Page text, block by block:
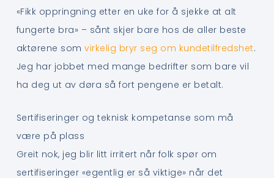
«Fikk oppringning etter en uke for å sjekke at alt
fungerte bra» – sånt skjer bare hos de aller beste
aktørene somvirkelig bryr seg om kundetilfredshet.
Jeg har jobbet med mange bedrifter som bare vil
ha deg ut av døra så fort pengene er betalt.
Sertifiseringer og teknisk kompetanse som må
være på plass
Greit nok, jeg blir litt irritert når folk spør om
sertifiseringer «egentlig er så viktige» når det